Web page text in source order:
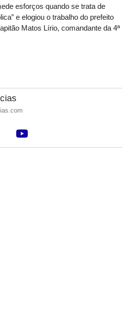
esforços quando se trata de
e elogiou o trabalho do prefeito
Matos Lírio, comandante da 4ª